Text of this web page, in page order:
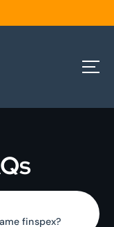
finspex?